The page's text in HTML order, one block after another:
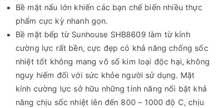
Bề mặt nấu lớn khiến các bạn chế biến nhiều thực
phẩm cực kỳ nhanh gọn.
Bề mặt bếp từ Sunhouse SHB8609 làm từ kính
cường lực rất bền, cực đẹp có khả năng chống sốc
nhiệt tốt không mang vô số kim loại độc hại, không
nguy hiểm đối với sức khỏe người sử dụng. Mặt
kính cường lực sở hữu những tính năng nổi bật khả
năng chịu sốc nhiệt lên đến 800 – 1000 độ C, chịu